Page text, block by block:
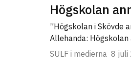
Högskolan
”Högskolan i Skövde
Allehanda:
SULF i medierna 8 juli